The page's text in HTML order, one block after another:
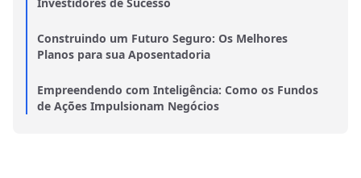
Construindo um Futuro Seguro: Os Melhores
Planos para sua Aposentadoria
Empreendendo com Inteligência: Como os Fundos
de Ações Impulsionam Negócios